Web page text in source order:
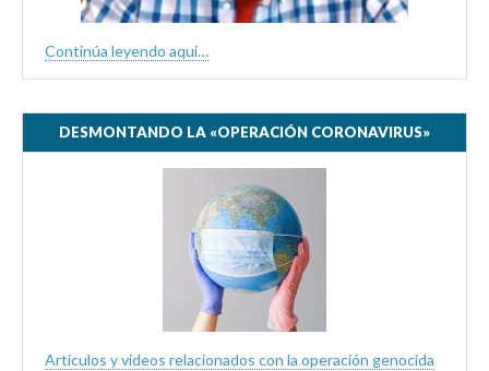
Continúa leyendo aquí…
DESMONTANDO LA «OPERACIÓN CORONAVIRUS»
Artículos y videos relacionados con la operación genocida